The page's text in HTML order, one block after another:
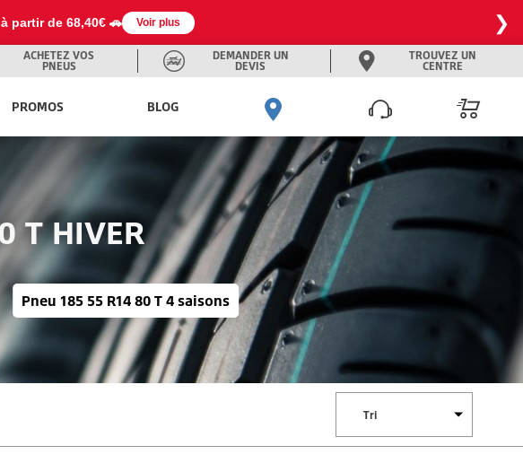
partir de 68,40€ 🚗 Voir plus ❯
TROUVEZ UN
CENTRE
DEMANDER UN
DEVIS
ACHETEZ VOS
PNEUS
PROMOS BLOG
T HIVER
Pneu 185 55 R14 80 T 4 saisons